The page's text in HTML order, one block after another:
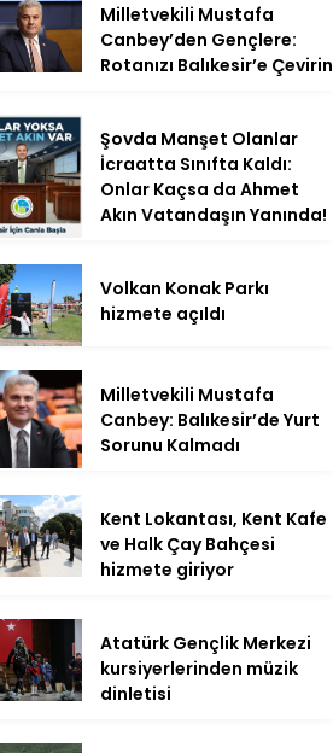
Milletvekili Mustafa
Canbey’den Gençlere:
Rotanızı Balıkesir’e Çevirin
Şovda Manşet Olanlar
İcraatta Sınıfta Kaldı:
Onlar Kaçsa da Ahmet
Akın Vatandaşın Yanında!
Volkan Konak Parkı
hizmete açıldı
Milletvekili Mustafa
Canbey: Balıkesir’de Yurt
Sorunu Kalmadı
Kent Lokantası, Kent Kafe
ve Halk Çay Bahçesi
hizmete giriyor
Atatürk Gençlik Merkezi
kursiyerlerinden müzik
dinletisi